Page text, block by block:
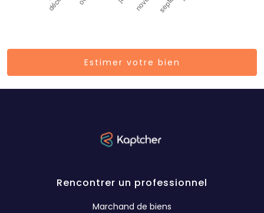
Estimer votre bien
Rencontrer un professionnel
Marchand de biens